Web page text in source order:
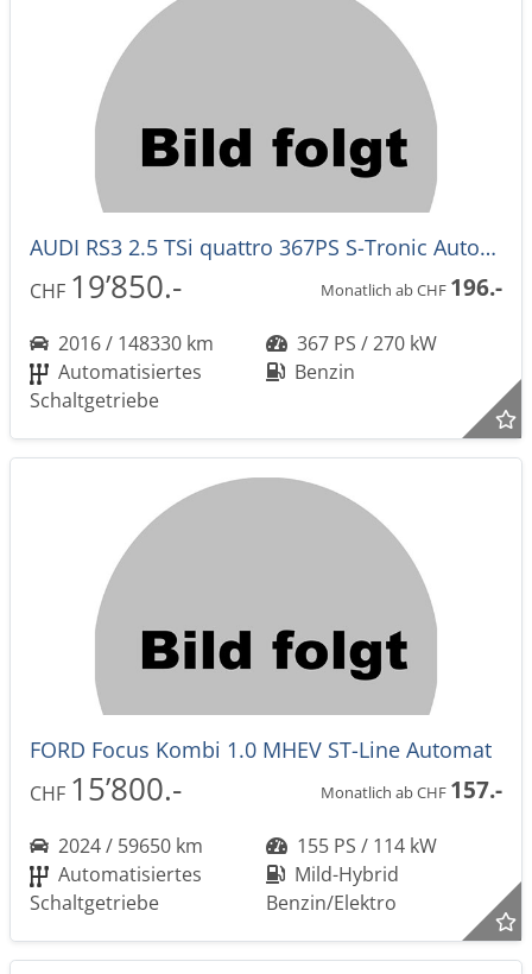
AUDI RS3 2.5 TSi quattro 367PS S-Tronic Automat
CHF 19’850.- Monatlich ab CHF 196.-
2016 / 148330 km
367 PS / 270 kW
Automatisiertes
Schaltgetriebe
Benzin
FORD Focus Kombi 1.0 MHEV ST-Line Automat
CHF 15’800.- Monatlich ab CHF 157.-
2024 / 59650 km
155 PS / 114 kW
Automatisiertes
Schaltgetriebe
Mild-Hybrid
Benzin/Elektro